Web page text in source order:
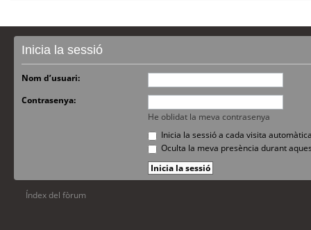
Inicia la sessió
Nom d’usuari:
Contrasenya:
He oblidat la meva contrasenya
Inicia la sessió a cada visita
Oculta la meva presència durant
Índex del fòrum